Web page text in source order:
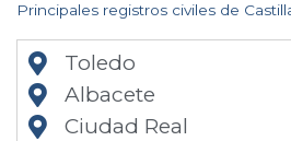
Principales registros civiles de
Toledo
Albacete
Ciudad Real